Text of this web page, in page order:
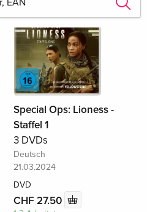
Special Ops: Lioness -
Staffel 1
3 DVDs
Deutsch
21.03.2024
DVD
CHF 27.50